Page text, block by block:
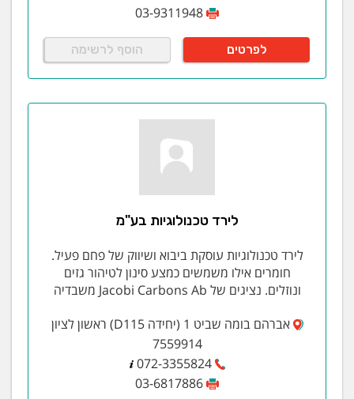
צנרת מצופה טפלון ואבזרים, צנרת פלב"מ ואבזרים
ציוד פריקה ואריזה
קווי מילוי לאריזות שונות לאבקות ונוזלים כולל הדבקת
טכנולוגיות תהליכיות
מתקן לייצור חומצה חנקתית, מתקן לייצור חנקת
האשלגן, מתקן לייצור חומצה זרחתית, תהליכים
אחרים..
מתקני פסדים.
שרותים בתחום הבטיחות ואיכות הסביבה
יעוץ והדרכות בטיחות, שרותי ממונה בטיחות, תכנית לניהול
הבטיחות, סקרי סיכונים ,בטיחות אש, חומ"ס, תיקי מפעל,
היתרי רעלים, תסקירי השפעה על הסביבה, רשיון עסק ועוד.
03-9311948
לפרטים הוסף לרשימה
לירד טכנולוגיות בע"מ
לירד טכנולוגיות עוסקת ביבוא ושיווק של פחם פעיל.
חומרים אילו משמשים כמצע סינון לטיהור גזים
ונוזלים. נציגים של Jacobi Carbons Ab משבדיה
אברהם בומה שביט 1 (יחידה D115) ראשון לציון
7559914
072-3355824
03-6817886